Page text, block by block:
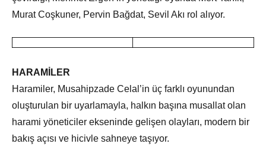
Murat Coşkuner, Pervin Bağdat, Sevil Akı rol alıyor.
HARAMİLER
Haramiler, Musahipzade Celal’in üç farklı oyunundan
oluşturulan bir uyarlamayla, halkın başına musallat olan
harami yöneticiler ekseninde gelişen olayları, modern bir
bakış açısı ve hicivle sahneye taşıyor.